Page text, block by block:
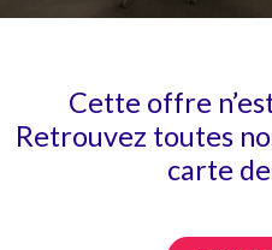
Cette offre
Retrouvez toutes
carte